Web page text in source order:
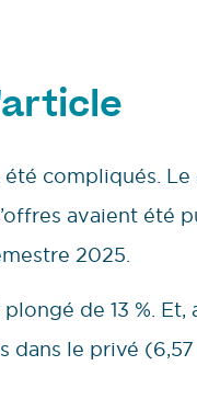
été compliqués.
avaient été
2025.
de 13 %.
dans le privé